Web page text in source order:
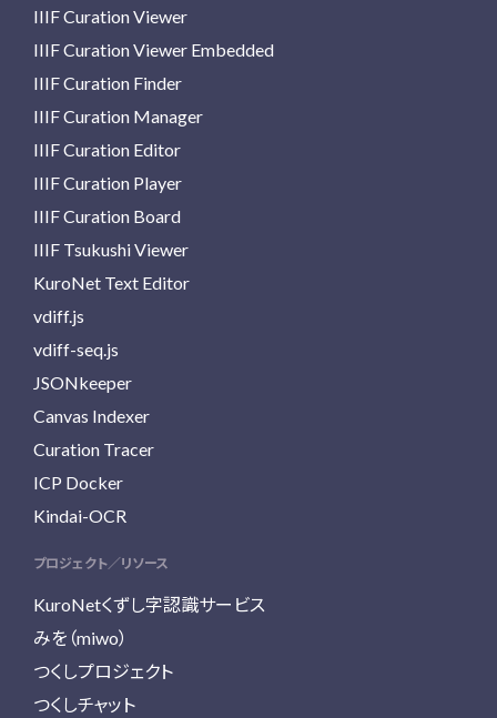
IIIF Curation Viewer
IIIF Curation Viewer Embedded
IIIF Curation Finder
IIIF Curation Manager
IIIF Curation Editor
IIIF Curation Player
IIIF Curation Board
IIIF Tsukushi Viewer
KuroNet Text Editor
vdiff.js
vdiff-seq.js
JSONkeeper
Canvas Indexer
Curation Tracer
ICP Docker
Kindai-OCR
プロジェクト／リソース
KuroNetくずし字認識サービス
みを（miwo）
つくしプロジェクト
つくしチャット